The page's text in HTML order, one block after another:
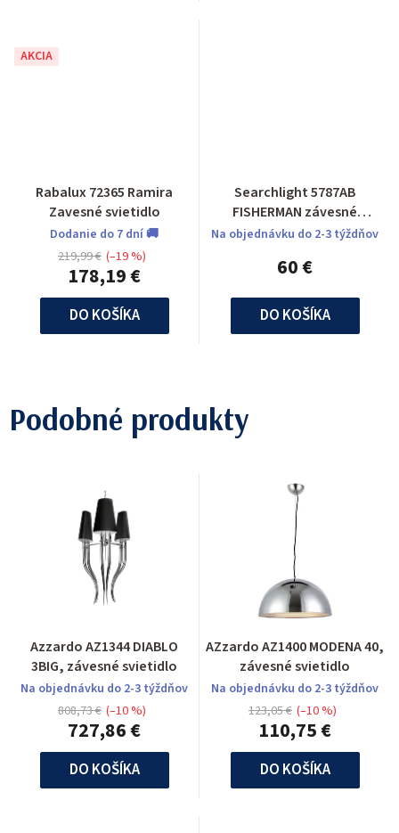
AKCIA
Rabalux 72365 Ramira
Zavesné svietidlo
Dodanie do 7 dní 🚚
178,19 €
219,99 € (–19 %)
DO KOŠÍKA
Searchlight 5787AB
FISHERMAN závesné
svietidlo
Na objednávku do 2-3 týždňov
60 €
DO KOŠÍKA
Podobné produkty
Azzardo AZ1344 DIABLO
3BIG, závesné svietidlo
Na objednávku do 2-3 týždňov
727,86 €
808,73 € (–10 %)
DO KOŠÍKA
AZzardo AZ1400 MODENA 40,
závesné svietidlo
Na objednávku do 2-3 týždňov
110,75 €
123,05 € (–10 %)
DO KOŠÍKA